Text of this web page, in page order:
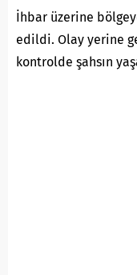
İhbar üzerine
edildi. Olay yerine
kontrolde şahsın